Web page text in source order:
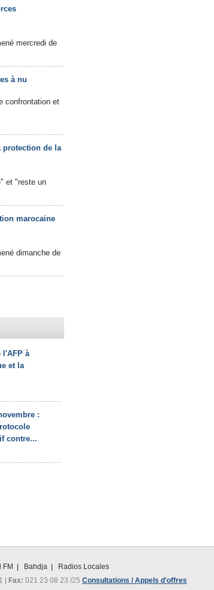
mercredi de
à nu
confrontation et
protection de la
et "reste un
marocaine
dimanche de
l'AFP à
et la
:
contre...
FM Bahdja
Radios Locales
| Fax: 021 23 08 23 /25 Consultations / Appels d'offres